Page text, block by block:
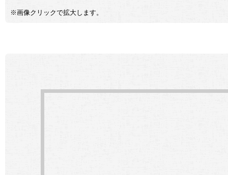
※画像クリックで拡大します。